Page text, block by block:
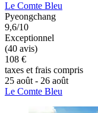
Le Comte Bleu
Pyeongchang
9,6/10
Exceptionnel
(40 avis)
108 €
taxes et frais compris
25 août - 26 août
Le Comte Bleu